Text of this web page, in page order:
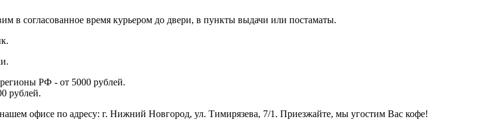
в согласованное время курьером до двери, в пункты выдачи или постаматы.
РФ - от 5000 рублей.
рублей.
офисе по адресу: г. Нижний Новгород, ул. Тимирязева, 7/1. Приезжайте, мы угостим Вас кофе!